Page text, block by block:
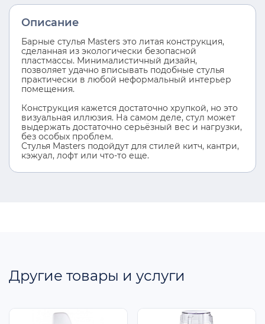
Описание
Барные стулья Masters это литая конструкция,
сделанная из экологически безопасной
пластмассы. Минималистичный дизайн,
позволяет удачно вписывать подобные стулья
практически в любой неформальный интерьер
помещения.
Конструкция кажется достаточно хрупкой, но это
визуальная иллюзия. На самом деле, стул может
выдержать достаточно серьёзный вес и нагрузки,
без особых проблем.
Стулья Masters подойдут для стилей китч, кантри,
кэжуал, лофт или что-то еще.
Другие товары и услуги